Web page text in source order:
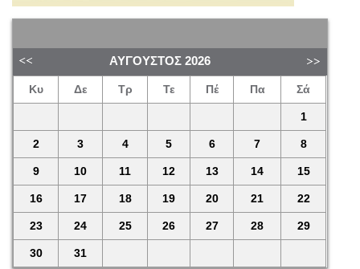
ΑΎΓΟΥΣΤΟΣ 2026
Κυ Δε Τρ Τε Πέ Πα Σά
1
2 3 4 5 6 7 8
9 10 11 12 13 14 15
16 17 18 19 20 21 22
23 24 25 26 27 28 29
30 31